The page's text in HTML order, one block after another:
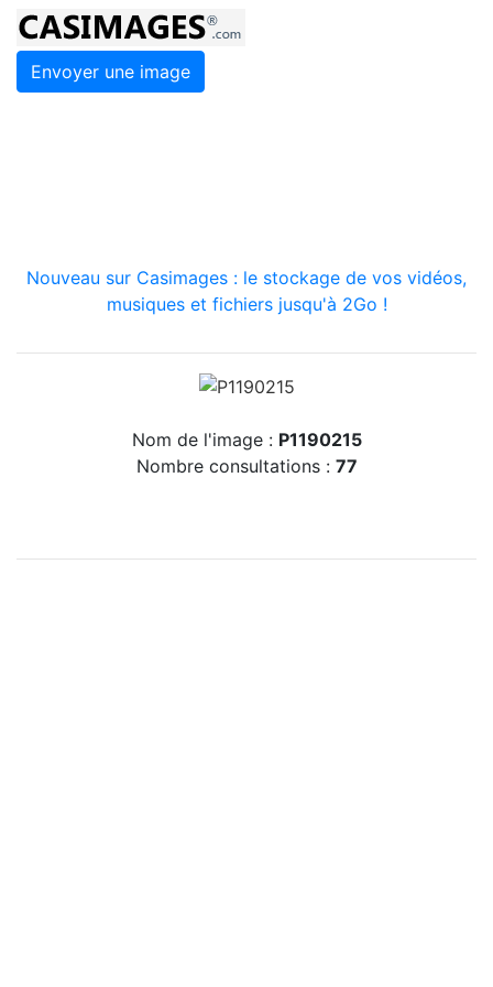
Envoyer une image
Nouveau sur Casimages : le stockage de vos vidéos,
musiques et fichiers jusqu'à 2Go !
Nom de l'image : P1190215
Nombre consultations : 77